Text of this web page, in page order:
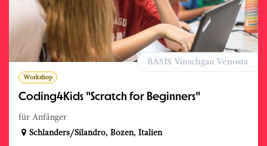
Workshop
Coding4Kids "Scratch for Beginners"
für Anfänger
BASIS Vinschgau Venosta
Schlanders/Silandro, Bozen, Italien